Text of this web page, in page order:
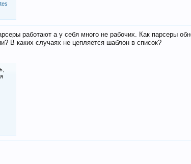
работают а у себя много не рабочих. Как парсеры
В каких случаях не цепляется шаблон в список?